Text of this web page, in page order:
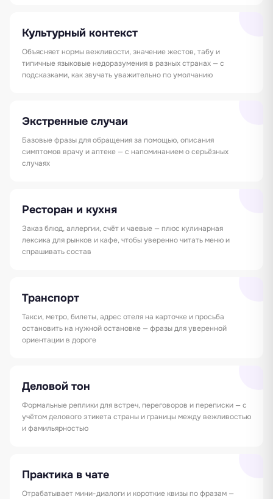
Культурный контекст
Объясняет нормы вежливости, значение жестов, табу и
типичные языковые недоразумения в разных странах — с
подсказками, как звучать уважительно по умолчанию
Экстренные случаи
Базовые фразы для обращения за помощью, описания
симптомов врачу и аптеке — с напоминанием о серьёзных
случаях
Ресторан и кухня
Заказ блюд, аллергии, счёт и чаевые — плюс кулинарная
лексика для рынков и кафе, чтобы уверенно читать меню и
спрашивать состав
Транспорт
Такси, метро, билеты, адрес отеля на карточке и просьба
остановить на нужной остановке — фразы для уверенной
ориентации в дороге
Деловой тон
Формальные реплики для встреч, переговоров и переписки — с
учётом делового этикета страны и границы между вежливостью
и фамильярностью
Практика в чате
Отрабатывает мини-диалоги и короткие квизы по фразам —